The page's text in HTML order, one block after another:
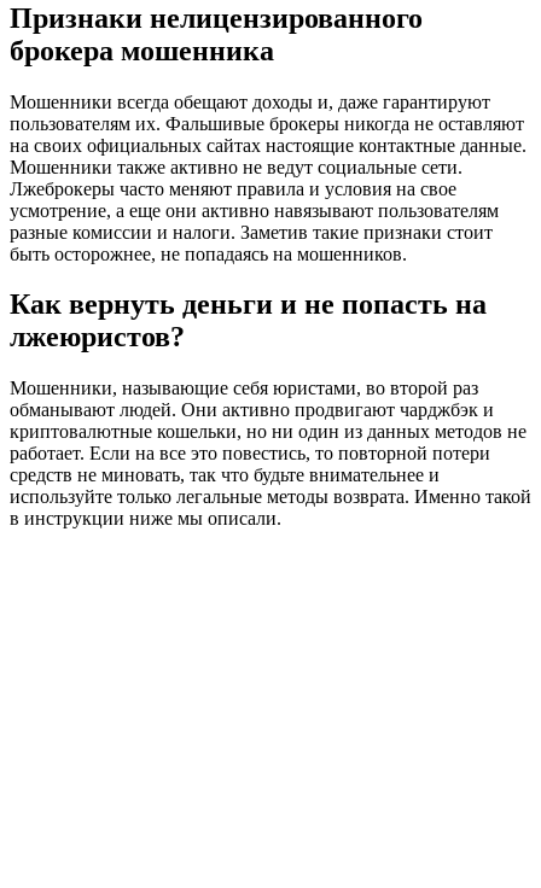
Признаки нелицензированного
брокера мошенника
Мошенники всегда обещают доходы и, даже гарантируют
пользователям их. Фальшивые брокеры никогда не оставляют
на своих официальных сайтах настоящие контактные данные.
Мошенники также активно не ведут социальные сети.
Лжеброкеры часто меняют правила и условия на свое
усмотрение, а еще они активно навязывают пользователям
разные комиссии и налоги. Заметив такие признаки стоит
быть осторожнее, не попадаясь на мошенников.
Как вернуть деньги и не попасть на
лжеюристов?
Мошенники, называющие себя юристами, во второй раз
обманывают людей. Они активно продвигают чарджбэк и
криптовалютные кошельки, но ни один из данных методов не
работает. Если на все это повестись, то повторной потери
средств не миновать, так что будьте внимательнее и
используйте только легальные методы возврата. Именно такой
в инструкции ниже мы описали.